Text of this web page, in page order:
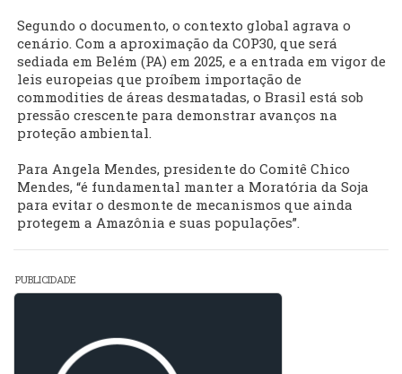
Segundo o documento, o contexto global agrava o
cenário. Com a aproximação da COP30, que será
sediada em Belém (PA) em 2025, e a entrada em vigor de
leis europeias que proíbem importação de
commodities de áreas desmatadas, o Brasil está sob
pressão crescente para demonstrar avanços na
proteção ambiental.
Para Angela Mendes, presidente do Comitê Chico
Mendes, “é fundamental manter a Moratória da Soja
para evitar o desmonte de mecanismos que ainda
protegem a Amazônia e suas populações”.
PUBLICIDADE